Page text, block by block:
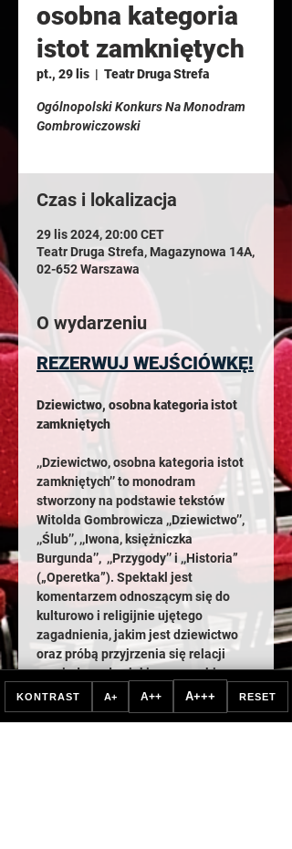
osobna kategoria
istot zamkniętych
pt., 29 lis
  |
Teatr Druga Strefa
Ogólnopolski Konkurs Na Monodram
Gombrowiczowski
Czas i lokalizacja
29 lis 2024, 20:00 CET
Teatr Druga Strefa, Magazynowa 14A,
02-652 Warszawa
O wydarzeniu
REZERWUJ WEJŚCIÓWKĘ!
Dziewictwo, osobna kategoria istot
zamkniętych
,,Dziewictwo, osobna kategoria istot
zamkniętych’’ to monodram
stworzony na podstawie tekstów
Witolda Gombrowicza ,,Dziewictwo’’,
,,Ślub’’, ,,Iwona, księżniczka
Burgunda’’,  ,,Przygody’’ i ,,Historia”
(„Operetka”). Spektakl jest
komentarzem odnoszącym się do
kulturowo i religijnie ujętego
zagadnienia, jakim jest dziewictwo
oraz próbą przyjrzenia się relacji
pomiędzy człowiekiem a przybieraną
przez niego formą.
KONTRAST A+ A++ A+++ RESET